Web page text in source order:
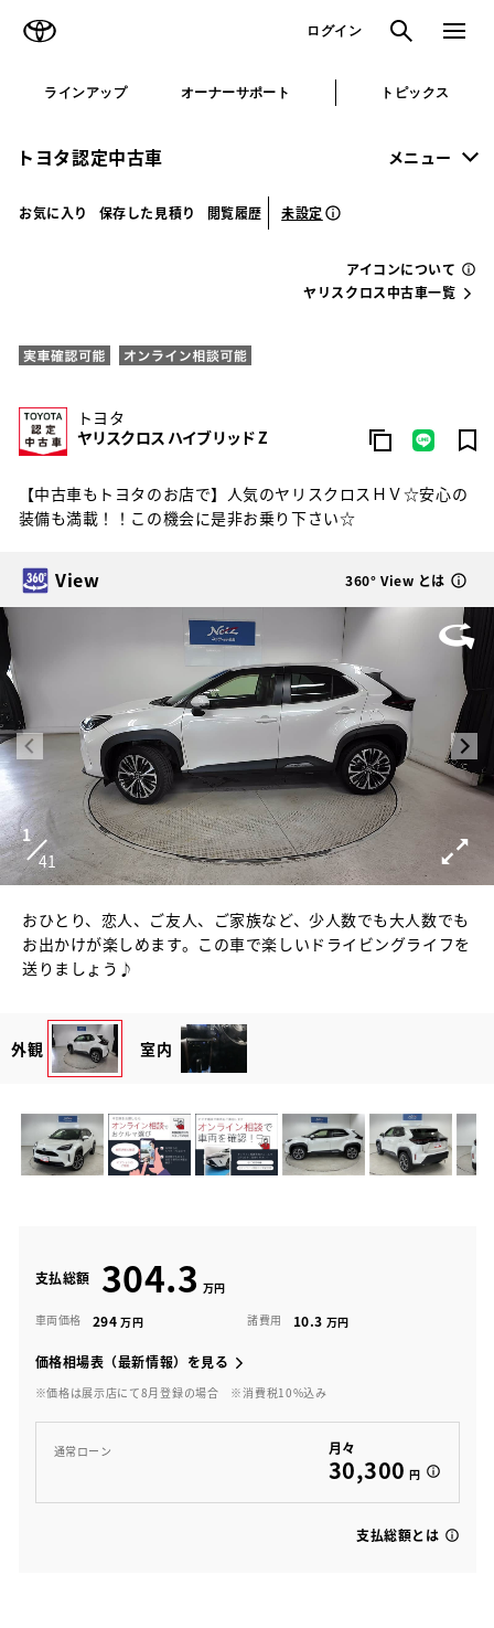
ログイン 検索 メニュ
ラインアップ オーナーサポート トピックス
トヨタ認定中古車 メニュー
お気に入り 保存した見積り 閲覧履歴 未設定
アイコンについて
ヤリスクロス中古車一覧
トヨタ
ヤリスクロス ハイブリッド Z
【中古車もトヨタのお店で】人気のヤリスクロスＨＶ☆安心の
装備も満載！！この機会に是非お乗り下さい☆
View 360° View とは
1
41
おひとり、恋人、ご友人、ご家族など、少人数でも大人数でも
お出かけが楽しめます。この車で楽しいドライビングライフを
送りましょう♪
外観 室内
支払総額 304.3
車両価格 294 諸費用 10.3
価格相場表（最新情報）を見る
※価格は展示店にて8月登録の場合 ※消費税10%込み
通常ローン 月々
30,300 円
支払総額とは